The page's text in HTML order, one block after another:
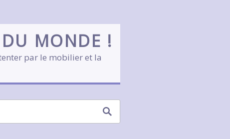
MONDE !
par le mobilier et la